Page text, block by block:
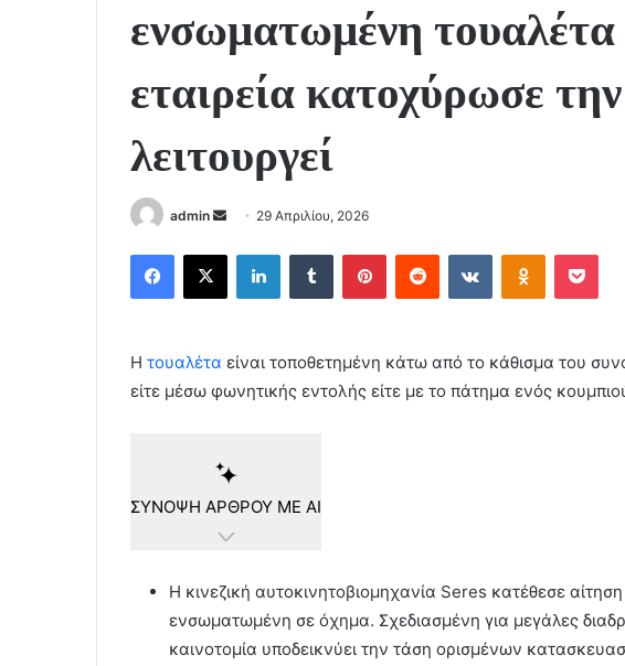
ενσωματωμένη
εταιρεία κατοχύρωσε
λειτουργεί
admin
Send
email
29 Απριλίου, 2026
Facebook
X LinkedInTumblr PinterestReddit VKontakte
Η τουαλέτα είναι τοποθετημένη κάτω από το κάθισμα του
είτε μέσω φωνητικής εντολής είτε με το πάτημα ενός
ΣΥΝΟΨΗ ΑΡΘΡΟΥ ΜΕ ΑΙ
Η κινεζική αυτοκινητοβιομηχανία Seres κατέθεσε
ενσωματωμένη σε όχημα. Σχεδιασμένη για μεγάλες
καινοτομία υποδεικνύει την τάση ορισμένων